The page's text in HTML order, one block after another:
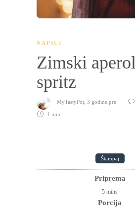
NAPICI
Zimski aperol
spritz
MyTastyPot, 3 godine pre
1 min
Štampaj
Priprema
5 mins
Porcija